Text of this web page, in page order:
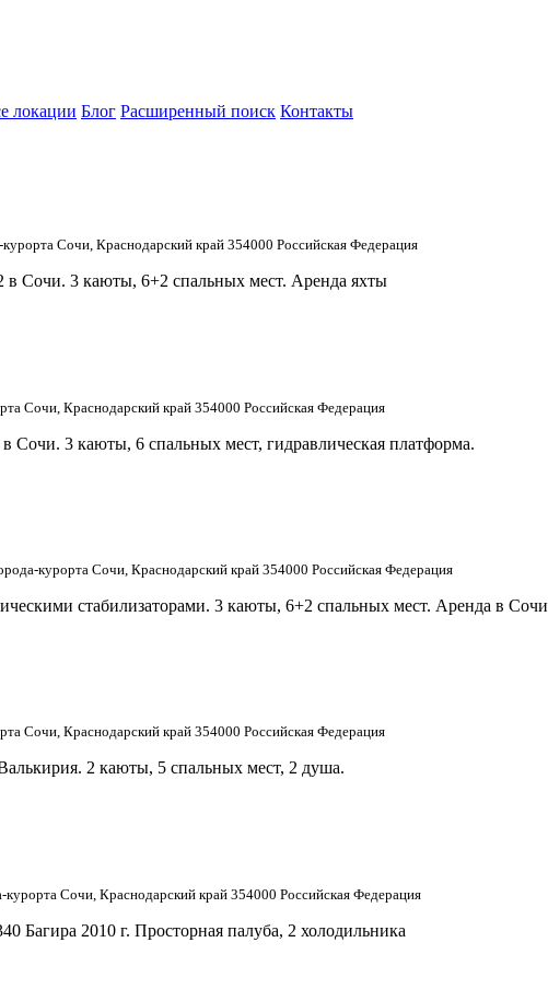
локации Блог Расширенный поиск Контакты
Сочи, Краснодарский край 354000 Российская Федерация
в Сочи. 3 каюты, 6+2 спальных мест. Аренда яхты
Сочи, Краснодарский край 354000 Российская Федерация
Сочи. 3 каюты, 6 спальных мест, гидравлическая платформа.
курорта Сочи, Краснодарский край 354000 Российская Федерация
стабилизаторами. 3 каюты, 6+2 спальных мест. Аренда в Сочи
Сочи, Краснодарский край 354000 Российская Федерация
2 каюты, 5 спальных мест, 2 душа.
Сочи, Краснодарский край 354000 Российская Федерация
Багира 2010 г. Просторная палуба, 2 холодильника